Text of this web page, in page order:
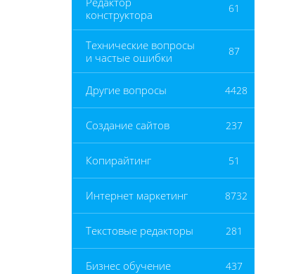
конструктора
61
Технические вопросы
и частые ошибки
87
Другие вопросы 4428
Создание сайтов 237
Копирайтинг 51
Интернет маркетинг 8732
Текстовые редакторы 281
Бизнес обучение 437